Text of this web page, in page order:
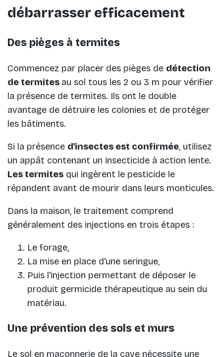
débarrasser efficacement
Des pièges à termites
Commencez par placer des pièges de détection
de termites au sol tous les 2 ou 3 m pour vérifier
la présence de termites. Ils ont le double
avantage de détruire les colonies et de protéger
les bâtiments.
Si la présence d'insectes est confirmée, utilisez
un appât contenant un insecticide à action lente.
Les termites qui ingèrent le pesticide le
répandent avant de mourir dans leurs monticules.
Dans la maison, le traitement comprend
généralement des injections en trois étapes :
Le forage,
La mise en place d'une seringue,
Puis l'injection permettant de déposer le
produit germicide thérapeutique au sein du
matériau.
Une prévention des sols et murs
Le sol en maçonnerie de la cave nécessite une